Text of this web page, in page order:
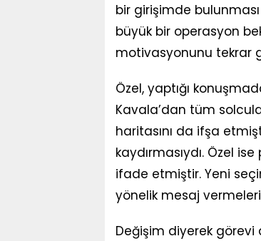
bir girişimde
büyük bir operasyon
motivasyonunu tekrar
Özel, yaptığı
Kavala’dan tüm
haritasını da ifşa
kaydırmasıydı. Özel
ifade etmiştir. Yeni
yönelik mesaj
Değişim diyerek görevi